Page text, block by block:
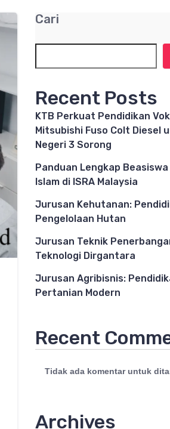
Cari
Recent Posts
KTB Perkuat Pendidikan
Mitsubishi Fuso Colt Diesel
Negeri 3 Sorong
Panduan Lengkap Beasiswa
Islam di ISRA Malaysia
Jurusan Kehutanan:
Pengelolaan Hutan
Jurusan Teknik
Teknologi Dirgantara
Jurusan Agribisnis:
Pertanian Modern
Recent
Tidak ada komentar untuk
Archives